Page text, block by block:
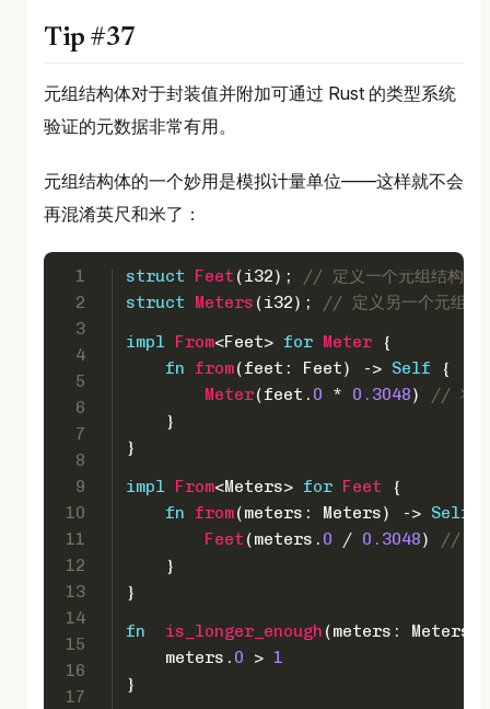
Tip #37
元组结构体对于封装值并附加可通过 Rust 的类型系统
验证的元数据非常有用。
元组结构体的一个妙用是模拟计量单位——这样就不会
再混淆英尺和米了：
1
2
3
4
5
6
7
8
9
10
11
12
13
14
15
16
17
struct Feet (i32);
// 定义一个元组结构体
struct
Meters (i32);
// 定义另一个元组结
impl
From<Feet> for Meter {
fn
from(feet: Feet) -> Self {
Meter(feet. 0 * 0.3048)
// 将英
    }
}
impl
From<Meters> for Feet {
fn
from(meters: Meters) -> Self
Feet (meters. 0 / 0.3048)
// 将
    }
}
fn
is_longer_enough (meters: Meters)
    meters.
0 > 1
}